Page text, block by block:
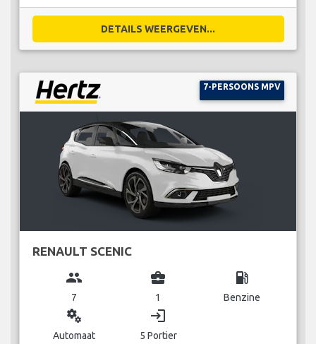
DETAILS WEERGEVEN...
7-PERSOONS MPV
RENAULT SCENIC
group
7
business_center
1
local_gas_station
Benzine
miscellaneous_services
Automaat
login
5 Portier